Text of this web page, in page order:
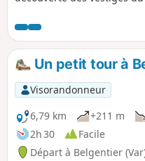
nous permet d'imaginer la
cette belle balade nous
Dame du Fenouillet,
Un petit tour à
Visorandonneur
6,79 km
+211 m
2h 30
Facile
Départ à Belgentier